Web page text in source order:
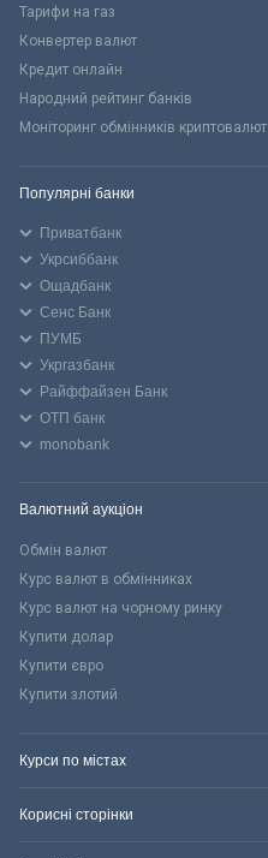
Тарифи на газ
Конвертер валют
Кредит онлайн
Народний рейтинг банків
Моніторинг обмінників криптовалют
Популярні банки
Приватбанк
Укрсиббанк
Ощадбанк
Сенс Банк
ПУМБ
Укргазбанк
Райффайзен Банк
ОТП банк
monobank
Валютний аукціон
Обмін валют
Курс валют в обмінниках
Курс валют на чорному ринку
Купити долар
Купити євро
Купити злотий
Курси по містах
Корисні сторінки